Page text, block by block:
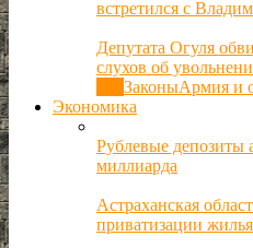
встретился с
Депутата Огуля
слухов об
ЗаконыАрмия и
Экономика
Рублевые депозиты
миллиарда
Астраханская
приватизации жилья